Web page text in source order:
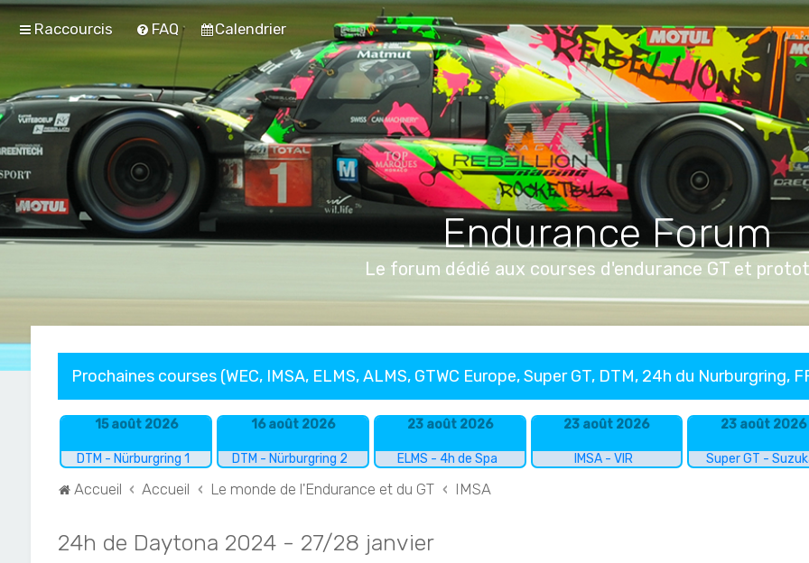
Raccourcis FAQ Calendrier
Endurance Forum
Le forum dédié aux courses d'endurance GT et
Prochaines courses (WEC, IMSA, ELMS, ALMS, GTWC Europe, Super GT, DTM, 24h du Nurburgring,
15 août 2026
DTM - Nürburgring 1
16 août 2026
DTM - Nürburgring 2
23 août 2026
ELMS - 4h de Spa
23 août 2026
IMSA - VIR
23 août 2026
Super GT -
Accueil Accueil Le monde de l'Endurance et du GT IMSA
24h de Daytona 2024 - 27/28 janvier